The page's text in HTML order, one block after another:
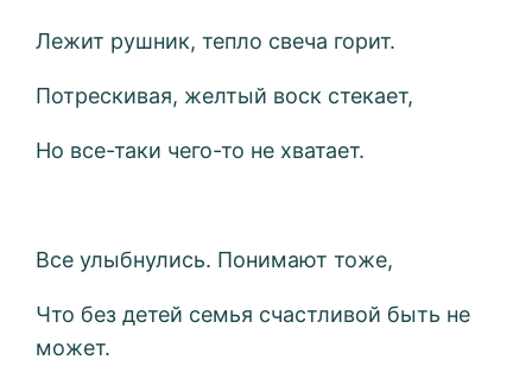
Лежит рушник, тепло свеча горит.
Потрескивая, желтый воск стекает,
Но все-таки чего-то не хватает.
Все улыбнулись. Понимают тоже,
Что без детей семья счастливой быть не
может.